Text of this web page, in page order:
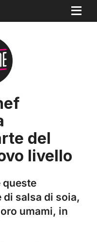
del
livello
queste
di salsa di soia,
umami, in